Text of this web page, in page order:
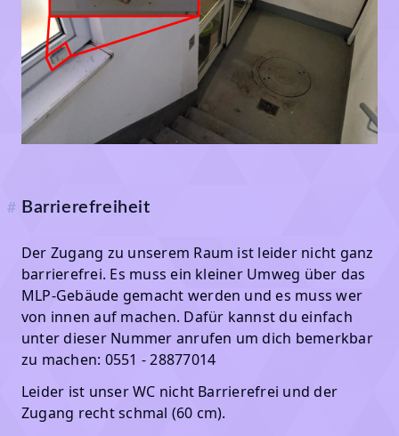
Barrierefreiheit
#
Der Zugang zu unserem Raum ist leider nicht ganz
barrierefrei. Es muss ein kleiner Umweg über das
MLP-Gebäude gemacht werden und es muss wer
von innen auf machen. Dafür kannst du einfach
unter dieser Nummer anrufen um dich bemerkbar
zu machen: 0551 - 28877014
Leider ist unser WC nicht Barrierefrei und der
Zugang recht schmal (60 cm).